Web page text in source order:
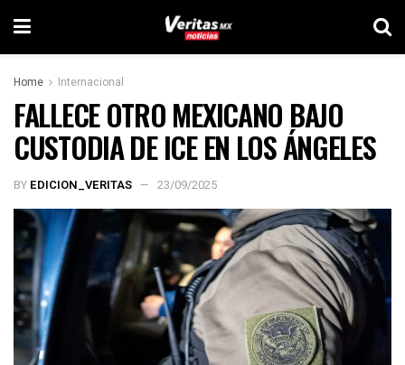
Home Internacional
FALLECE OTRO MEXICANO BAJO
CUSTODIA DE ICE EN LOS ÁNGELES
BY EDICION_VERITAS 23/09/2025